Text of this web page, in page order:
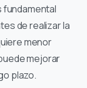
fundamental
de realizar la
menor
mejorar
plazo.